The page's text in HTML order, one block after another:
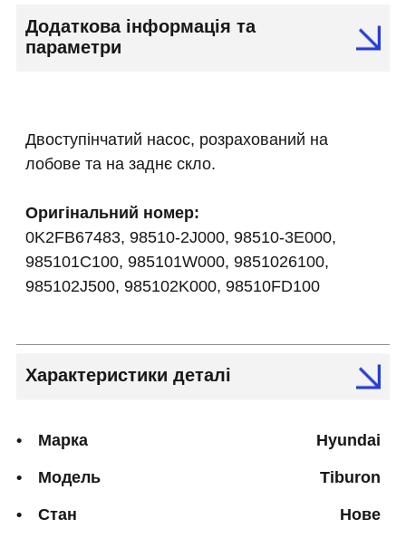
Додаткова інформація та
параметри
Двоступінчатий насос, розрахований на
лобове та на заднє скло.
Оригінальний номер:
0K2FB67483, 98510-2J000, 98510-3E000,
985101C100, 985101W000, 9851026100,
985102J500, 985102K000, 98510FD100
Характеристики деталі
Марка Hyundai
Модель Tiburon
Стан Нове